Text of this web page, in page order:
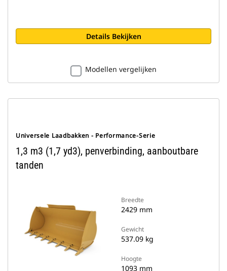
Details Bekijken
Modellen vergelijken
Universele Laadbakken - Performance-Serie
1,3 m3 (1,7 yd3), penverbinding, aanboutbare
tanden
Breedte
2429 mm
Gewicht
537.09 kg
Hoogte
1093 mm